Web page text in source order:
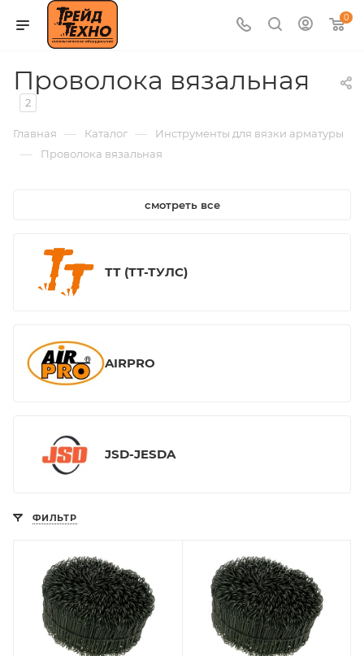
0
Проволока вязальная
2
Главная — Каталог — Инструменты для вязки арматуры
— Проволока вязальная
смотреть все
ТТ (ТТ-ТУЛС)
AIRPRO
JSD-JESDA
ФИЛЬТР
Диаметр проволоки,
Длина проволоки,
Диаметр проволоки,
Длина проволоки,